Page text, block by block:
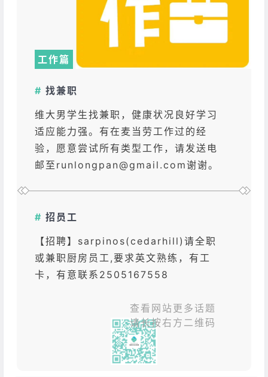
工作篇
# 找兼职
维大男学生找兼职，健康状况良好学习
适应能力强。有在麦当劳工作过的经
验，愿意尝试所有类型工作，请发送电
邮至runlongpan@gmail.com谢谢。
# 招 员工
【招聘】sarpinos(cedarhill)请全职
或兼职厨房员工,要求英文熟练，有工
卡，有意联系2505167558
查看网站更多话题
请长按右方二维码